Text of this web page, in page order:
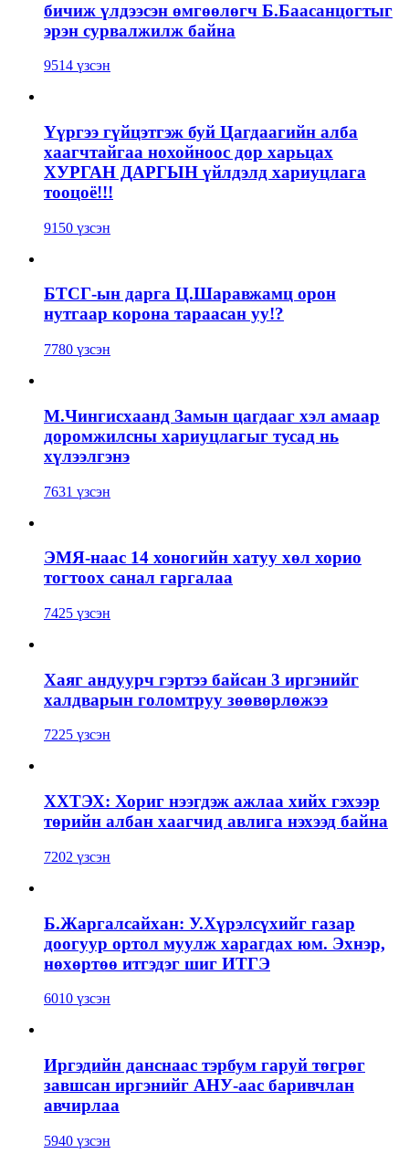
бичиж үлдээсэн өмгөөлөгч Б.Баасанцогтыг
эрэн сурвалжилж байна
9514 үзсэн
Үүргээ гүйцэтгэж буй Цагдаагийн алба
хаагчтайгаа нохойноос дор харьцах
ХУРГАН ДАРГЫН үйлдэлд хариуцлага
тооцоё!!!
9150 үзсэн
БТСГ-ын дарга Ц.Шаравжамц орон
нутгаар корона тараасан уу!?
7780 үзсэн
М.Чингисхаанд Замын цагдааг хэл амаар
доромжилсны хариуцлагыг тусад нь
хүлээлгэнэ
7631 үзсэн
ЭМЯ-наас 14 хоногийн хатуу хөл хорио
тогтоох санал гаргалаа
7425 үзсэн
Хаяг андуурч гэртээ байсан 3 иргэнийг
халдварын голомтруу зөөвөрлөжээ
7225 үзсэн
ХХТЭХ: Хориг нээгдэж ажлаа хийх гэхээр
төрийн албан хаагчид авлига нэхээд байна
7202 үзсэн
Б.Жаргалсайхан: У.Хүрэлсүхийг газар
доогуур ортол муулж харагдах юм. Эхнэр,
нөхөртөө итгэдэг шиг ИТГЭ
6010 үзсэн
Иргэдийн данснаас тэрбум гаруй төгрөг
завшсан иргэнийг АНУ-аас баривчлан
авчирлаа
5940 үзсэн